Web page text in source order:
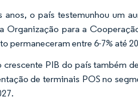
anos, o país testemunhou um
Organização para a
permaneceram entre 6-7% até
crescente PIB do país também
de terminais POS no